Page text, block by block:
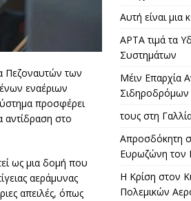
Πεζοναυτών των
εναέριων
προσφέρει
αντίδραση στο
ως μια δομή που
αεράμυνας
απειλές, όπως
Αυτή είναι μια
APTA τιμά τα
Συστημάτων
Μέιν Επαρχία
Σιδηροδρόμων
τους στη
Απροσδόκητη
Ευρωζώνη τον
Η Κρίση στον
Πολεμικών